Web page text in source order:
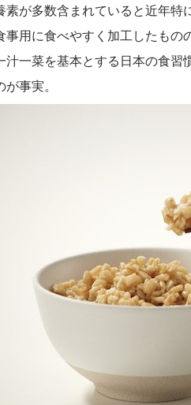
素が多数含まれていると近年
事用に食べやすく加工したも
汁一菜を基本とする日本の食
事実。